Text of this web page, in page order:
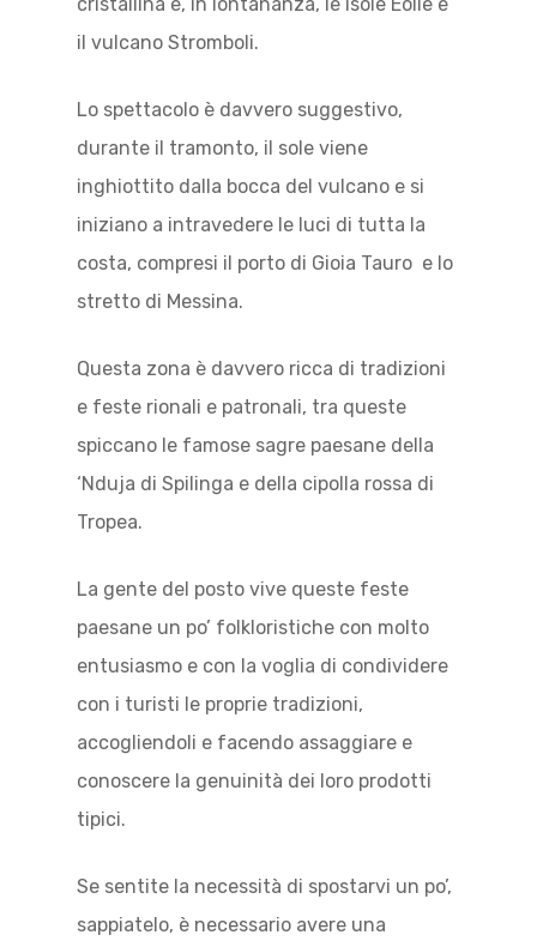
il vulcano Stromboli.
Lo spettacolo è davvero suggestivo,
durante il tramonto, il sole viene
inghiottito dalla bocca del vulcano e si
iniziano a intravedere le luci di tutta la
costa, compresi il porto di Gioia Tauro e lo
stretto di Messina.
Questa zona è davvero ricca di tradizioni
e feste rionali e patronali, tra queste
spiccano le famose sagre paesane della
‘Nduja di Spilinga e della cipolla rossa di
Tropea.
La gente del posto vive queste feste
paesane un po’ folkloristiche con molto
entusiasmo e con la voglia di condividere
con i turisti le proprie tradizioni,
accogliendoli e facendo assaggiare e
conoscere la genuinità dei loro prodotti
tipici.
Se sentite la necessità di spostarvi un po’,
sappiatelo, è necessario avere una